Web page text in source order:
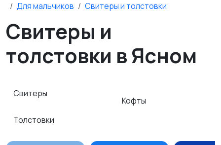
Для мальчиков
Свитеры и толстовки
Свитеры и
толстовки в Ясном
Свитеры
Толстовки
Кофты